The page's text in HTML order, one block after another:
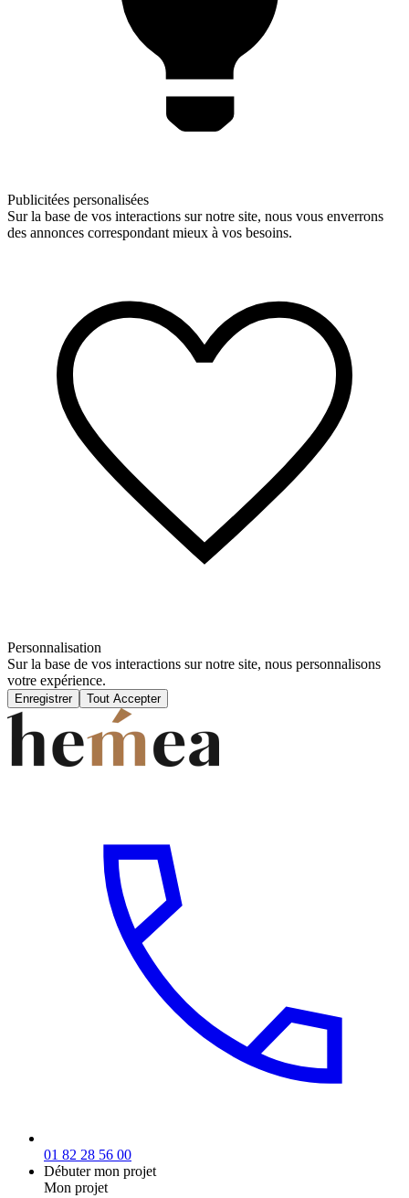
Publicitées personalisées
Sur la base de vos interactions sur notre site, nous vous enverrons
des annonces correspondant mieux à vos besoins.
Personnalisation
Sur la base de vos interactions sur notre site, nous personnalisons
votre expérience.
Enregistrer Tout Accepter
01 82 28 56 00
Débuter mon projet
Mon projet